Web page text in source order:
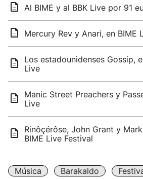
Al BIME y al BBK Live por 91
Mercury Rev y Anari, en BIME
Los estadounidenses Gossip,
Live
Manic Street Preachers y
Live
Rinôçérôse, John Grant y
BIME Live Festival
Música Barakaldo